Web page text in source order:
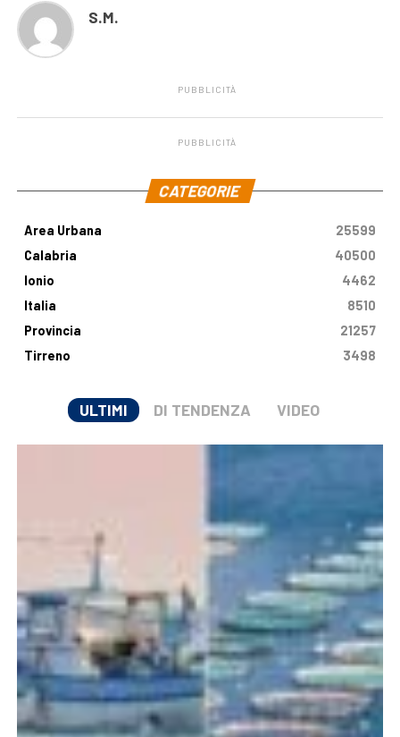
S.M.
PUBBLICITÀ
PUBBLICITÀ
CATEGORIE
Area Urbana
25599
Calabria
40500
Ionio
4462
Italia
8510
Provincia
21257
Tirreno
3498
ULTIMI DI TENDENZA VIDEO